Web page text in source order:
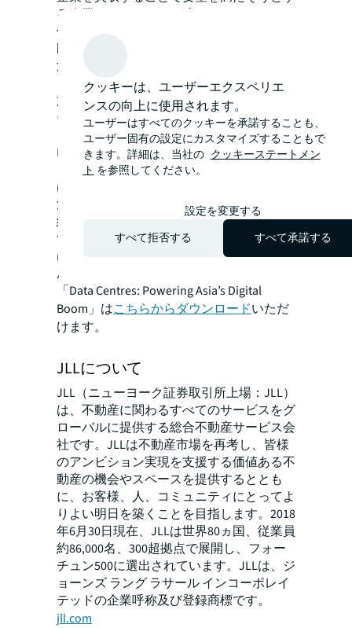
る企業もあります」と述べています。
他の手段として、BTS型データセンターや
既存施設をセールス＆リースバックする方
法もあります。BTS型では、投資家はオペ
レーターと調整した上で要件に沿った形で
施設を造り、後者では投資家がオペレータ
ーやエンドユーザーから既存施設を取得
し、リースバックする方法です。
Bob Tanは次のように述べています。
「投資家にとって、今後もデータセンター
は有力な投資対象の一つです。アジア太平
洋地域におけるデータセンター投資は引き
続き拡大し、特に新興市場への投資が増加
するとみられます。データセンター市場
は、市場規模や成長余地から、今後大きく
成長するでしょう」
「Data Centres: Powering Asia’s Digital
Boom」はこちらからダウンロードいただ
けます。
JLLについて
JLL（ニューヨーク証券取引所上場：JLL）
は、不動産に関わるすべてのサービスをグ
ローバルに提供する総合不動産サービス会
社です。JLLは不動産市場を再考し、皆様
のアンビション実現を支援する価値ある不
動産の機会やスペースを提供するととも
に、お客様、人、コミュニティにとってよ
りよい明日を築くことを目指します。2018
年6月30日現在、JLLは世界80ヵ国、従業員
約86,000名、300超拠点で展開し、フォー
チュン500に選出されています。JLLは、ジ
ョーンズ ラング ラサール インコーポレイ
テッドの企業呼称及び登録商標です。
jll.com
クッキーは、ユーザーエクスペリエ
ンスの向上に使用されます。
ユーザーはすべてのクッキーを承諾することも、
ユーザー固有の設定にカスタマイズすることもで
きます。詳細は、当社の クッキーステートメン
トを参照してください。
設定を変更する
すべて拒否する
すべて承諾する